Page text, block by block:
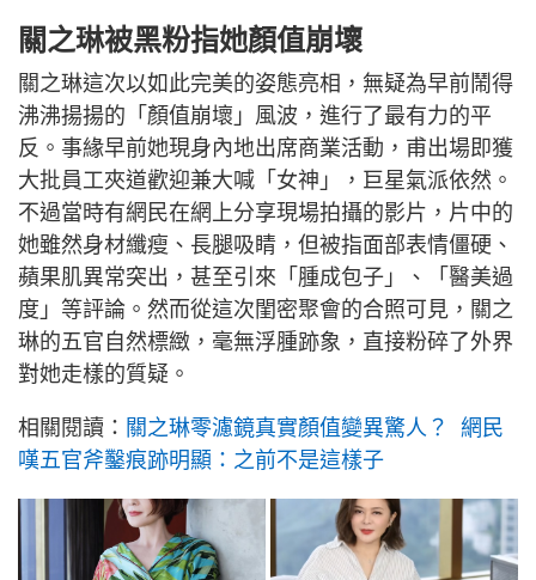
關之琳被黑粉指她顏值崩壞
關之琳這次以如此完美的姿態亮相，無疑為早前鬧得
沸沸揚揚的「顏值崩壞」風波，進行了最有力的平
反。事緣早前她現身內地出席商業活動，甫出場即獲
大批員工夾道歡迎兼大喊「女神」，巨星氣派依然。
不過當時有網民在網上分享現場拍攝的影片，片中的
她雖然身材纖瘦、長腿吸睛，但被指面部表情僵硬、
蘋果肌異常突出，甚至引來「腫成包子」、「醫美過
度」等評論。然而從這次閨密聚會的合照可見，關之
琳的五官自然標緻，毫無浮腫跡象，直接粉碎了外界
對她走樣的質疑。
相關閱讀： 關之琳零濾鏡真實顏值變異驚人？ 網民
嘆五官斧鑿痕跡明顯：之前不是這樣子